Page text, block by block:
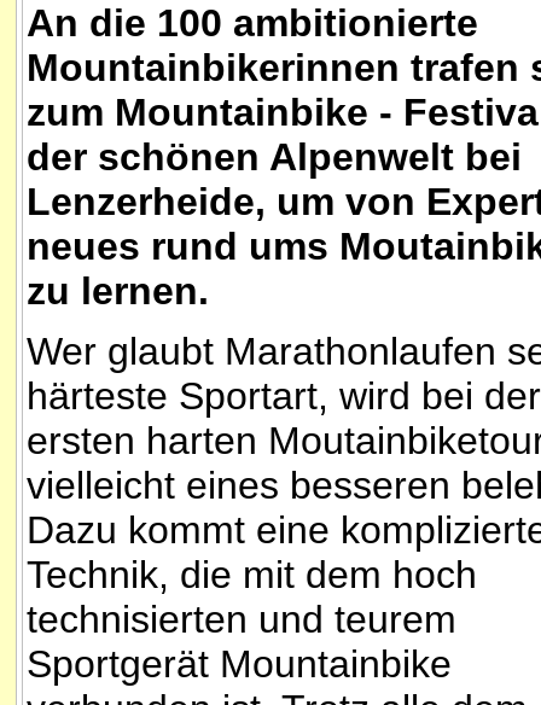
An die 100 ambitionierte
Mountainbikerinnen trafen
zum Mountainbike -
der schönen Alpenwelt bei
Lenzerheide, um von
neues rund ums
zu lernen.
Wer glaubt Marathonlaufen
härteste Sportart, wird bei der
ersten harten
vielleicht eines besseren
Dazu kommt eine
Technik, die mit dem hoch
technisierten und teurem
Sportgerät Mountainbike